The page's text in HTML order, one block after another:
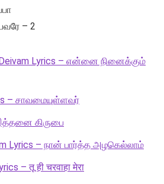
– 2
Deivam Lyrics – என்னை நினைக்கும்
– சாவமையுள்ளவர்
கிருபை
Lyrics – நான் பார்த்த அழகெல்லாம்
– तू ही चरवाहा मेरा